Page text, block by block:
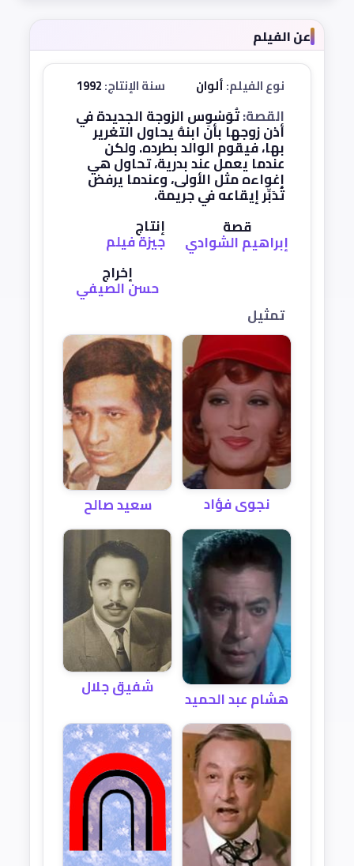
عن الفيلم
نوع الفيلم:ألوان سنة الإنتاج:
القصة:تُوَسْوِس الزوجة الجديدة في
أذن زوجها بأن ابنهُ يحاول التغرير
بها، فيقوم الوالد بطرده. ولكن
عندما يعمل عند بدرية، تحاول هي
إغواءه مثل الأولى، وعندما يرفض
تُدَبِّر إيقاعه في جريمة.
قصة
إبراهيم الشوادي
إنتاج
جيزة فيلم
إخراج
حسن الصيفي
تمثيل
نجوى فؤاد سعيد صالح
هشام عبد الحميد شفيق جلال